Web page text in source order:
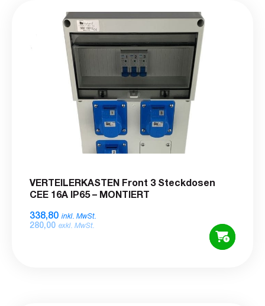
VERTEILERKASTEN Front 3 Steckdosen
CEE 16A IP65 – MONTIERT
338,80 inkl. MwSt.
280,00 exkl. MwSt.